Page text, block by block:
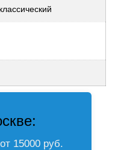
15000 руб.